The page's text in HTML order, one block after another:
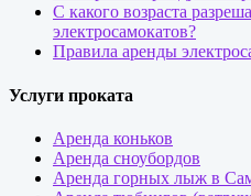
С какого возраста
электросамокатов?
Правила аренды
Услуги проката
Аренда коньков
Аренда сноубордов
Аренда горных лыж в